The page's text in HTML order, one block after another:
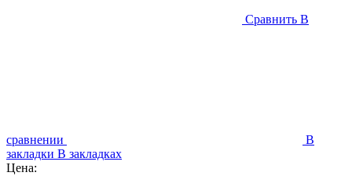
Сравнить В
сравнении
В
закладки В закладках
Цена: